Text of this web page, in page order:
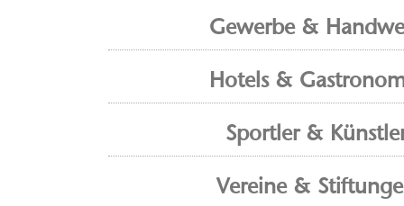
Gewerbe &
Hotels &
Sportler &
Vereine &